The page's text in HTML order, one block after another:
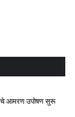
आमरण उपोषण सुरू